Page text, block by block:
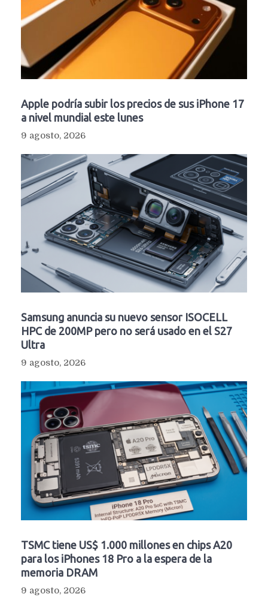
Apple podría subir los precios de sus iPhone 17
a nivel mundial este lunes
9 agosto, 2026
Samsung anuncia su nuevo sensor ISOCELL
HPC de 200MP pero no será usado en el S27
Ultra
9 agosto, 2026
TSMC tiene US$ 1.000 millones en chips A20
para los iPhones 18 Pro a la espera de la
memoria DRAM
9 agosto, 2026